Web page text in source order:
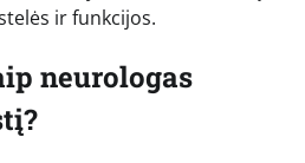
ir funkcijos.
neurologas